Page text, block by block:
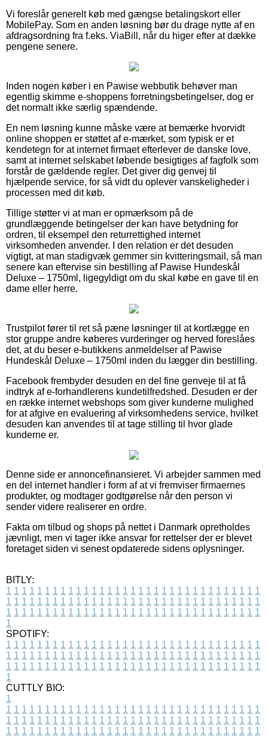
Vi foreslår generelt køb med gængse betalingskort eller
MobilePay. Som en anden løsning bør du drage nytte af en
afdragsordning fra f.eks. ViaBill, når du higer efter at dække
pengene senere.
Inden nogen køber i en Pawise webbutik behøver man
egentlig skimme e-shoppens forretningsbetingelser, dog er
det normalt ikke særlig spændende.
En nem løsning kunne måske være at bemærke hvorvidt
online shoppen er støttet af e-mærket, som typisk er et
kendetegn for at internet firmaet efterlever de danske love,
samt at internet selskabet løbende besigtiges af fagfolk som
forstår de gældende regler. Det giver dig genvej til
hjælpende service, for så vidt du oplever vanskeligheder i
processen med dit køb.
Tillige støtter vi at man er opmærksom på de
grundlæggende betingelser der kan have betydning for
ordren, til eksempel den returrettighed internet
virksomheden anvender. I den relation er det desuden
vigtigt, at man stadigvæk gemmer sin kvitteringsmail, så man
senere kan eftervise sin bestilling af Pawise Hundeskål
Deluxe – 1750ml, ligegyldigt om du skal købe en gave til en
dame eller herre.
Trustpilot fører til ret så pæne løsninger til at kortlægge en
stor gruppe andre køberes vurderinger og herved foreslåes
det, at du beser e-butikkens anmeldelser af Pawise
Hundeskål Deluxe – 1750ml inden du lægger din bestilling.
Facebook frembyder desuden en del fine genveje til at få
indtryk af e-forhandlerens kundetilfredshed. Desuden er der
en række internet webshops som giver kunderne mulighed
for at afgive en evaluering af virksomhedens service, hvilket
desuden kan anvendes til at tage stilling til hvor glade
kunderne er.
Denne side er annoncefinansieret. Vi arbejder sammen med
en del internet handler i form af at vi fremviser firmaernes
produkter, og modtager godtgørelse når den person vi
sender videre realiserer en ordre.
Fakta om tilbud og shops på nettet i Danmark opretholdes
jævnligt, men vi tager ikke ansvar for rettelser der er blevet
foretaget siden vi senest opdaterede sidens oplysninger.
BITLY:
1 1 1 1 1 1 1 1 1 1 1 1 1 1 1 1 1 1 1 1 1 1 1 1 1 1 1 1 1 1 1 1 1
1 1 1 1 1 1 1 1 1 1 1 1 1 1 1 1 1 1 1 1 1 1 1 1 1 1 1 1 1 1 1 1 1
1 1 1 1 1 1 1 1 1 1 1 1 1 1 1 1 1 1 1 1 1 1 1 1 1 1 1 1 1 1 1 1 1
1
SPOTIFY:
1 1 1 1 1 1 1 1 1 1 1 1 1 1 1 1 1 1 1 1 1 1 1 1 1 1 1 1 1 1 1 1 1
1 1 1 1 1 1 1 1 1 1 1 1 1 1 1 1 1 1 1 1 1 1 1 1 1 1 1 1 1 1 1 1 1
1 1 1 1 1 1 1 1 1 1 1 1 1 1 1 1 1 1 1 1 1 1 1 1 1 1 1 1 1 1 1 1 1
1
CUTTLY BIO:
1
1 1 1 1 1 1 1 1 1 1 1 1 1 1 1 1 1 1 1 1 1 1 1 1 1 1 1 1 1 1 1 1 1
1 1 1 1 1 1 1 1 1 1 1 1 1 1 1 1 1 1 1 1 1 1 1 1 1 1 1 1 1 1 1 1 1
1 1 1 1 1 1 1 1 1 1 1 1 1 1 1 1 1 1 1 1 1 1 1 1 1 1 1 1 1 1 1 1 1